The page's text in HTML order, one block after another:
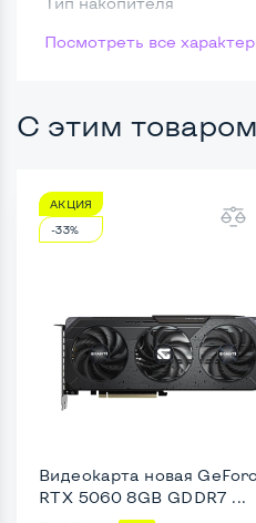
Тип видеокарты
Размер видеопамяти, Гб
Удобство пользования:
Типоразмер корпуса
Крепление на монитор
Операционная система
Посмотреть все
С этим
АКЦИЯ
-33%
Видеокарта новая
RTX 5060 8GB GDDR7 ...